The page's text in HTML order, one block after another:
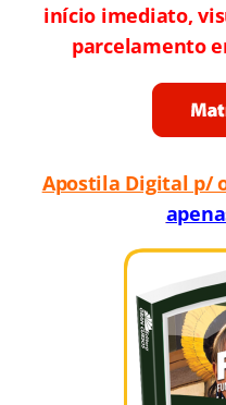
início imediato,
parcelamento
Apostila Digital p/